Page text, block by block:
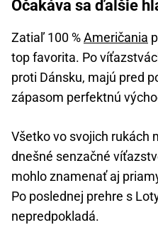
Očakáva sa ďalšie
Zatiaľ 100 %Američania
top favorita. Po
proti Dánsku, majú pred
zápasom perfektnú
Všetko vo svojich rukách
dnešné senzačné
mohlo znamenať aj
Po poslednej prehre s
nepredpokladá.